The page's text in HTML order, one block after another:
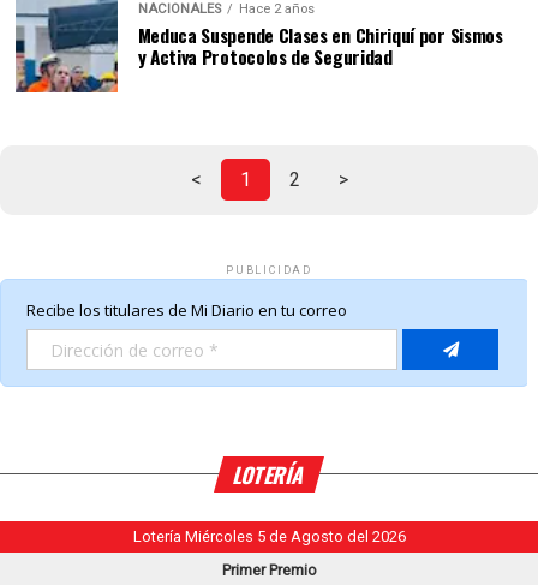
NACIONALES Hace 2 años
Meduca Suspende Clases en Chiriquí por Sismos
y Activa Protocolos de Seguridad
< 1 2 >
PUBLICIDAD
LOTERÍA
Lotería Miércoles 5 de Agosto del 2026
Primer Premio